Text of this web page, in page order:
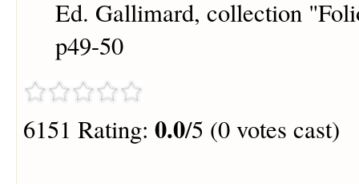
Ed. Gallimard, collection
p49-50
6151 Rating: 0.0/5 (0 votes cast)